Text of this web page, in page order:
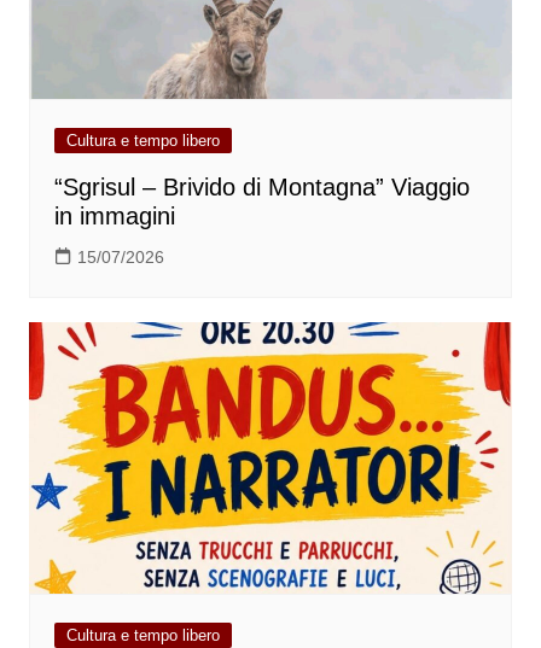
Cultura e tempo libero
“Sgrisul – Brivido di Montagna” Viaggio
in immagini
15/07/2026
Cultura e tempo libero